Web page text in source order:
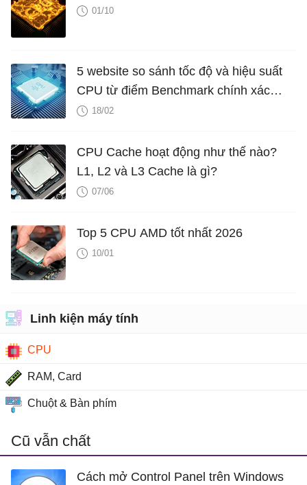
01/10
5 website so sánh tốc độ và hiệu suất
CPU từ điểm Benchmark chính xác
nhất18/02
CPU Cache hoạt động như thế nào?
L1, L2 và L3 Cache là gì?
07/06
Top 5 CPU AMD tốt nhất 2026
10/01
Linh kiện máy tính
CPU
RAM, Card
Chuột & Bàn phím
Cũ vẫn chất
Cách mở Control Panel trên Windows